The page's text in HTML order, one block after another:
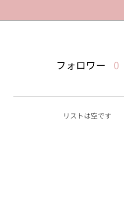
フォロワー 0
リストは空です